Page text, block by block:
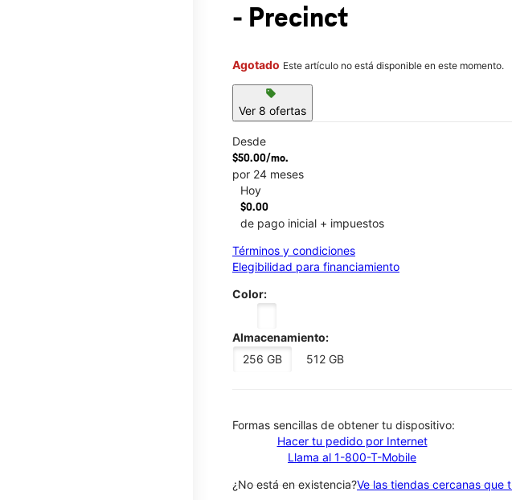
- Precinct
Agotado Este artículo no está disponible en este momento.
sell
Ver 8 ofertas
Desde
$50.00/mo.
por 24 meses
Hoy
$0.00
de pago inicial + impuestos
Términos y condiciones
Elegibilidad para financiamiento
Color:
Almacenamiento:
256 GB
512 GB
​​​​​​​Formas sencillas de obtener tu dispositivo:
Hacer tu pedido por Internet
Llama al 1-800-T-Mobile
¿No está en existencia?Ve las tiendas cercanas que